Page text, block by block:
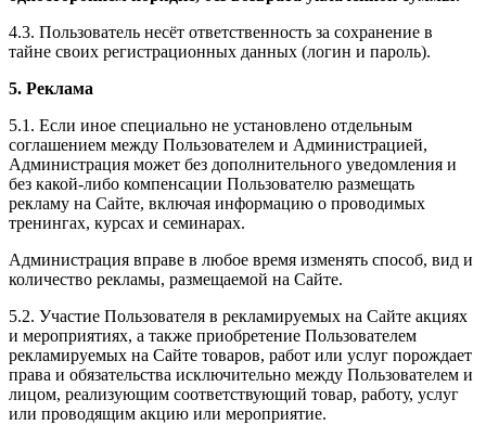
4.3. Пользователь несёт ответственность за сохранение в
тайне своих регистрационных данных (логин и пароль).
5. Реклама
5.1. Если иное специально не установлено отдельным
соглашением между Пользователем и Администрацией,
Администрация может без дополнительного уведомления и
без какой-либо компенсации Пользователю размещать
рекламу на Сайте, включая информацию о проводимых
тренингах, курсах и семинарах.
Администрация вправе в любое время изменять способ, вид и
количество рекламы, размещаемой на Сайте.
5.2. Участие Пользователя в рекламируемых на Сайте акциях
и мероприятиях, а также приобретение Пользователем
рекламируемых на Сайте товаров, работ или услуг порождает
права и обязательства исключительно между Пользователем и
лицом, реализующим соответствующий товар, работу, услуг
или проводящим акцию или мероприятие.